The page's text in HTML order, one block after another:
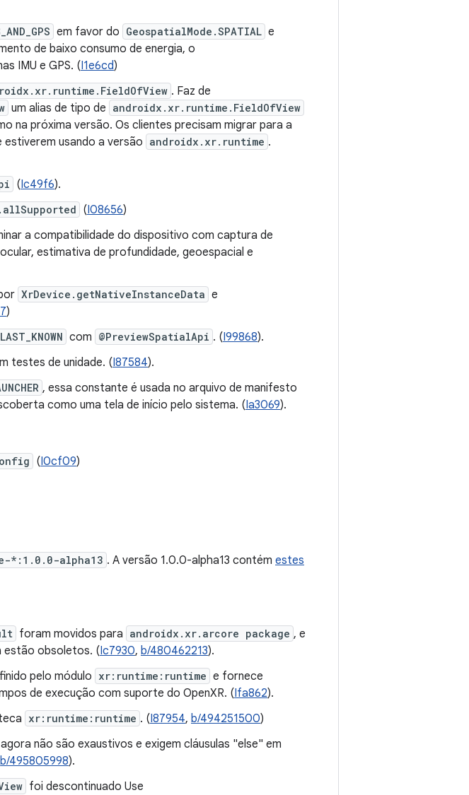
em favor do GeospatialMode.SPATIAL e
de baixo consumo de energia, o
IMU e GPS. (I1e6cd)
. Faz de
um alias de tipo de androidx.xr.runtime.FieldOfView
na próxima versão. Os clientes precisam migrar para a
estiverem usando a versão androidx.xr.runtime .
(Ic49f6).
(I08656)
a compatibilidade do dispositivo com captura de
estimativa de profundidade, geoespacial e
XrDevice.getNativeInstanceData e
)
com @PreviewSpatialApi . (I99868).
testes de unidade. (I87584).
, essa constante é usada no arquivo de manifesto
como uma tela de início pelo sistema. (Ia3069).
(I0cf09)
*:1.0.0-alpha13 . A versão 1.0.0-alpha13 contém estes
foram movidos para androidx.xr.arcore package , e
estão obsoletos. (Ic7930, b/480462213).
pelo módulo xr:runtime:runtime e fornece
de execução com suporte do OpenXR. (Ifa862).
xr:runtime:runtime . (I87954, b/494251500)
agora não são exaustivos e exigem cláusulas "else" em
b/495805998).
foi descontinuado Use